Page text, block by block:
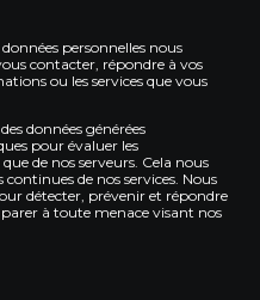
personnelles nous
contacter, répondre à vos
ou les services que vous
données générées
pour évaluer les
de nos serveurs. Cela nous
de nos services. Nous
détecter, prévenir et répondre
à toute menace visant nos